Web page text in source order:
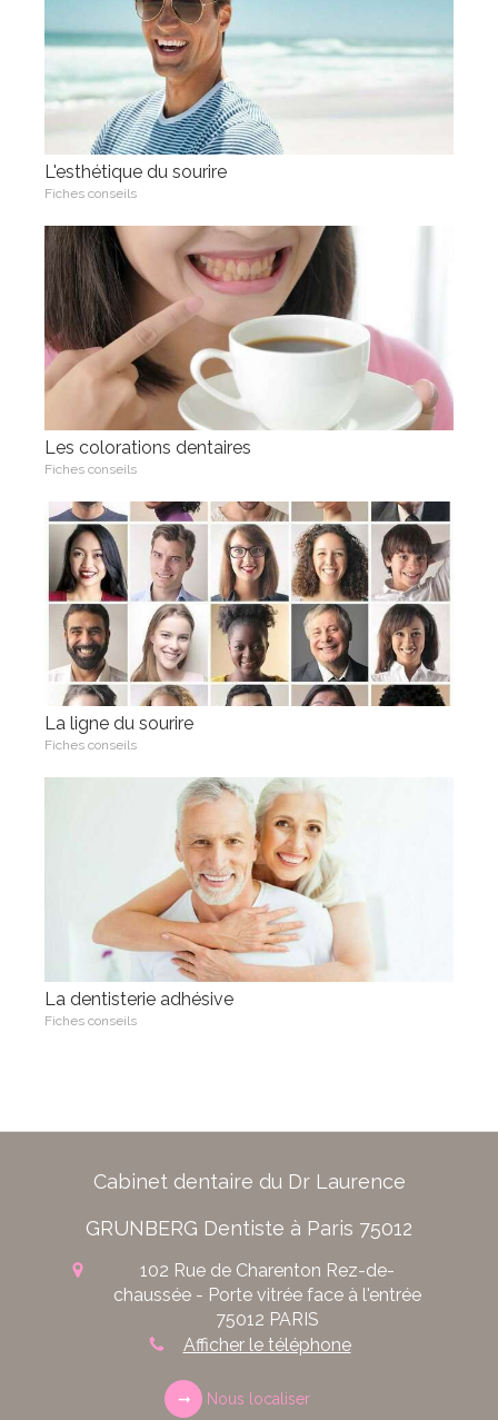
L'esthétique du sourire
Fiches conseils
Les colorations dentaires
Fiches conseils
La ligne du sourire
Fiches conseils
La dentisterie adhésive
Fiches conseils
Cabinet dentaire du Dr Laurence
GRUNBERG Dentiste à Paris 75012
102 Rue de Charenton Rez-de-
chaussée - Porte vitrée face à l'entrée
75012 PARIS
Afficher le téléphone
Nous localiser